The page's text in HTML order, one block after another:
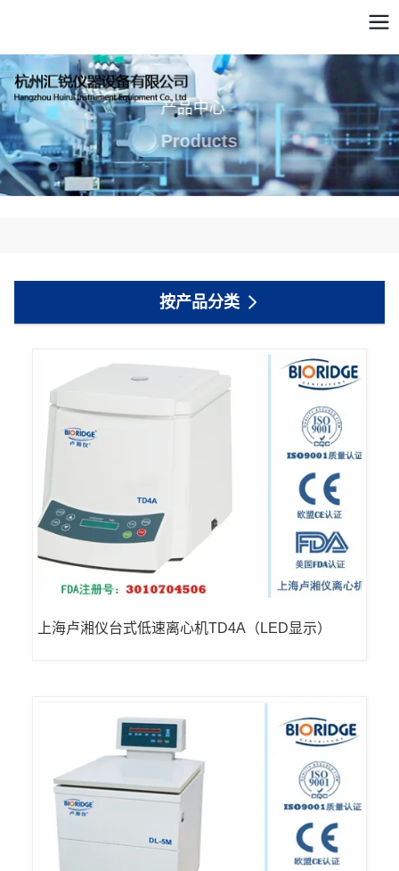
产品中心
Products
按产品分类
上海卢湘仪台式低速离心机TD4A（LED显示）